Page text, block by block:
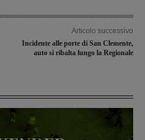
Articolo successivo
Incidente alle porte di San Clemente,
auto si ribalta lungo la Regionale